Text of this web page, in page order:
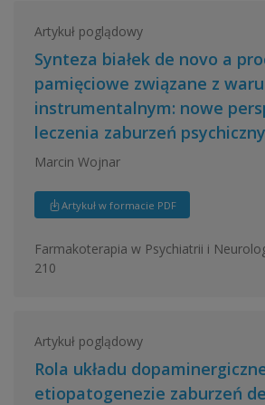
Artykuł poglądowy
Synteza białek de novo a
pamięciowe związane z
instrumentalnym: nowe
leczenia zaburzeń
Marcin Wojnar
Artykuł w formacie PDF
Farmakoterapia w Psychiatrii i
210
Artykuł poglądowy
Rola układu
etiopatogenezie zaburzeń